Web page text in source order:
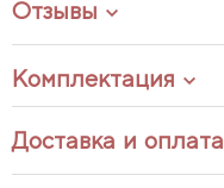
Отзывы
Комплектация
Доставка и оплата